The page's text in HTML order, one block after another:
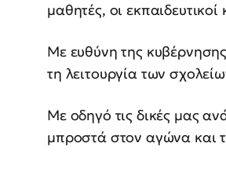
μαθητές, οι
Με ευθύνη της
τη λειτουργία των
Με οδηγό τις δικές μας
μπροστά στον αγώνα και